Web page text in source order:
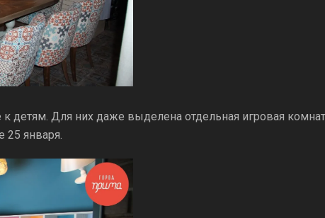
к детям. Для них даже выделена отдельная игровая
25 января.